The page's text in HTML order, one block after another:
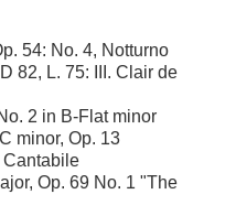
54: No. 4, Notturno
82, L. 75: III. Clair de
2 in B-Flat minor
minor, Op. 13
Op. 69 No. 1 "The